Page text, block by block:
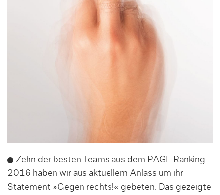
Zehn der besten Teams aus dem PAGE Ranking
2016 haben wir aus aktuellem Anlass um ihr
Statement »Gegen rechts!« gebeten. Das gezeigte